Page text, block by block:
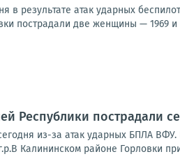
в результате атак ударных
пострадали две женщины — 1969 и
Республики пострадали
из-за атак ударных БПЛА
Калининском районе Горловки